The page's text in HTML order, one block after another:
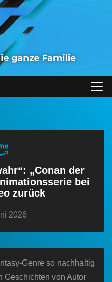
„Conan der
bei
zurück
2026
Genre so nachhaltig
Geschichten von Autor